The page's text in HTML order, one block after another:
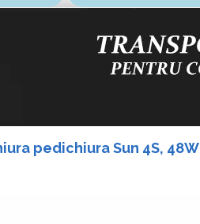
pedichiura Sun 4S, 48W